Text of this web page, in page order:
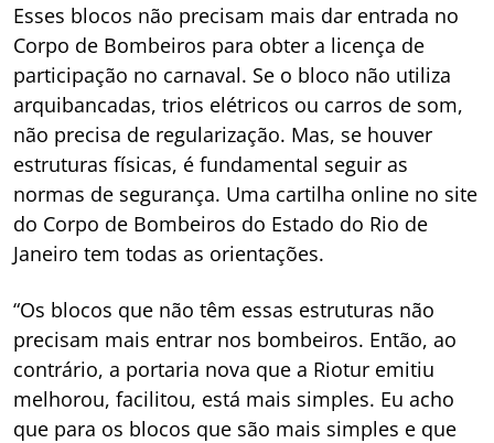
Esses blocos não precisam mais dar entrada no
Corpo de Bombeiros para obter a licença de
participação no carnaval. Se o bloco não utiliza
arquibancadas, trios elétricos ou carros de som,
não precisa de regularização. Mas, se houver
estruturas físicas, é fundamental seguir as
normas de segurança. Uma cartilha online no site
do Corpo de Bombeiros do Estado do Rio de
Janeiro tem todas as orientações.
“Os blocos que não têm essas estruturas não
precisam mais entrar nos bombeiros. Então, ao
contrário, a portaria nova que a Riotur emitiu
melhorou, facilitou, está mais simples. Eu acho
que para os blocos que são mais simples e que